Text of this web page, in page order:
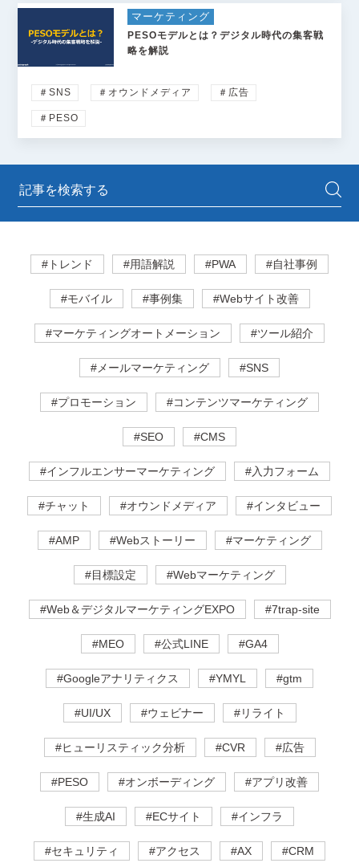
マーケティング
PESOモデルとは？デジタル時代の集客戦
略を解説
＃SNS ＃オウンドメディア ＃広告
＃PESO
#トレンド #用語解説 #PWA #自社事例
#モバイル #事例集 #Webサイト改善
#マーケティングオートメーション #ツール紹介
#メールマーケティング #SNS
#プロモーション #コンテンツマーケティング
#SEO #CMS
#インフルエンサーマーケティング #入力フォーム
#チャット #オウンドメディア #インタビュー
#AMP #Webストーリー #マーケティング
#目標設定 #Webマーケティング
#Web＆デジタルマーケティングEXPO #7trap-site
#MEO #公式LINE #GA4
#Googleアナリティクス #YMYL #gtm
#UI/UX #ウェビナー #リライト
#ヒューリスティック分析 #CVR #広告
#PESO #オンボーディング #アプリ改善
#生成AI #ECサイト #インフラ
#セキュリティ #アクセス #AX #CRM